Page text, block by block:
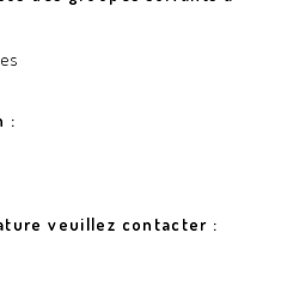
:
veuillez contacter :